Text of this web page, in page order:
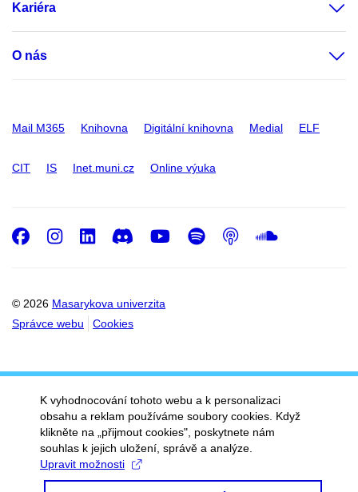
Kariéra
O nás
Mail M365 Knihovna Digitální knihovna Medial ELF
CIT IS Inet.muni.cz Online výuka
© 2026 Masarykova univerzita
Správce webu
Cookies
Facebook
Instagram
LinkedIn
DiscordYoutube
Spotify
Podcast
K vyhodnocování tohoto webu a k personalizaci
obsahu a reklam používáme soubory cookies. Když
klikněte na „přijmout cookies", poskytnete nám
souhlas k jejich uložení, správě a analýze.
Upravit možnosti